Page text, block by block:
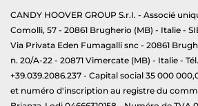
CANDY HOOVER GROUP S.r.I. - Associé
Comolli, 57 - 20861 Brugherio (MB) - Italie -
Via Privata Eden Fumagalli snc - 20861
n. 20/A-22 - 20871 Vimercate (MB) - Italie -
+39.039.2086.237 - Capital social 35 000
et numéro d'inscription au registre du